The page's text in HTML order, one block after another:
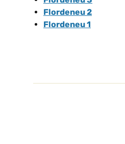
Flordeneu 2
Flordeneu 1